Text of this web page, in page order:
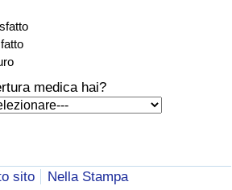
medica hai?
sito Nella Stampa